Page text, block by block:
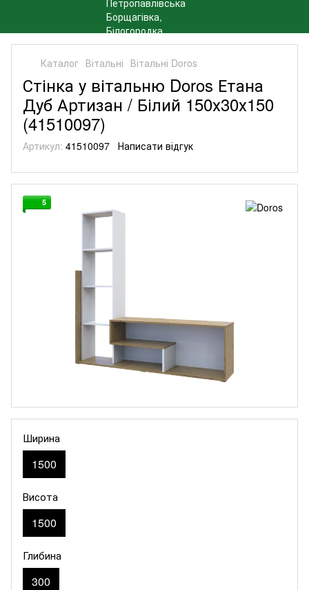
Каталог Вітальні Вітальні Doros
Стінка у вітальню Doros Етана
Дуб Артизан / Білий 150х30х150
(41510097)
Артикул: 41510097 Написати відгук
5
Ширина
1500
Висота
1500
Глибина
300